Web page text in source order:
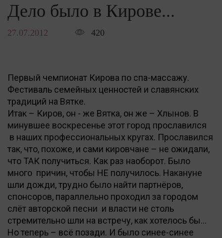
Дело было в Кирове...
27.07.2012 420
Первый чемпионат Кирова по спа-массажу.
Фестиваль семейных ценностей и славянских
традиций на Вятке.
Итак – Киров, он - же Вятка, он же – Хлынов. В
минувшее воскресенье этот город прославился
в наших профессиональных кругах. Прославился
так, что, похоже, и сами кировчане – не ожидали,
что ТАК получиться. Как раз наоборот. Было
много причин, чтобы НЕ получилось. Накануне
шли дожди, трудно было найти партнёров,
спонсоров, параллельно проходил за городом
слёт авторской песни и власти не столь
стремительно шли на встречу, как хотелось бы…
Но теперь – всё позади. И было синее-синее